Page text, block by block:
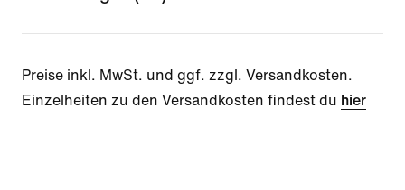
Preise inkl. MwSt. und ggf. zzgl. Versandkosten.
Einzelheiten zu den Versandkosten findest du hier